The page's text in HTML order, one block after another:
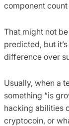
component
That might not
predicted, but
difference over
Usually, when a
something “is
hacking abilities
cryptocoin, or